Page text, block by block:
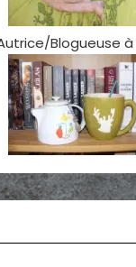
Blogueuse